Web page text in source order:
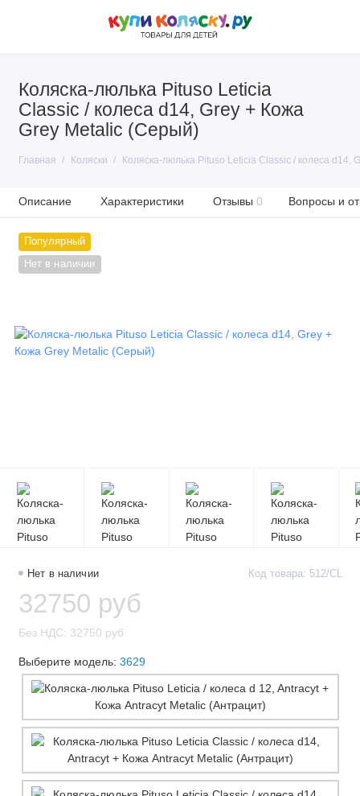
Коляска-люлька Pituso Leticia
Classic / колеса d14, Grey + Кожа
Grey Metalic (Серый)
Главная Коляски Коляска-люлька Pituso Leticia Classic / колеса d14,
Описание Характеристики Отзывы 0 Вопросы и
Популярный
Нет в наличии
Нет в наличии Код товара: 512/CL
32750 руб
Без НДС: 32750 руб
Выберите модель: 3629